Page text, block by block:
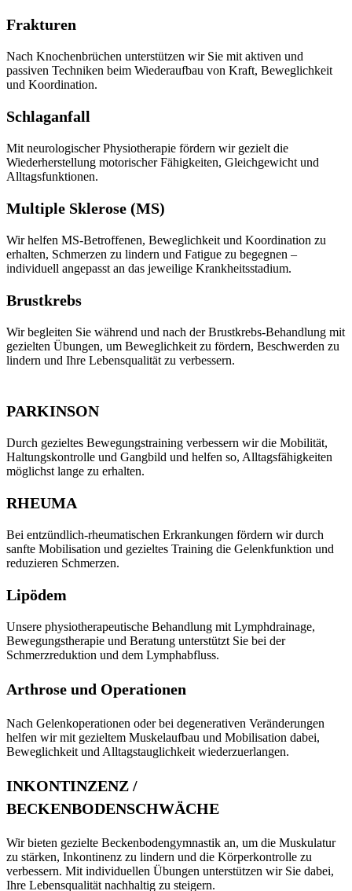
Frakturen
Nach Knochenbrüchen unterstützen wir Sie mit aktiven und
passiven Techniken beim Wiederaufbau von Kraft, Beweglichkeit
und Koordination.
Schlaganfall
Mit neurologischer Physiotherapie fördern wir gezielt die
Wiederherstellung motorischer Fähigkeiten, Gleichgewicht und
Alltagsfunktionen.
Multiple Sklerose (MS)
Wir helfen MS-Betroffenen, Beweglichkeit und Koordination zu
erhalten, Schmerzen zu lindern und Fatigue zu begegnen –
individuell angepasst an das jeweilige Krankheitsstadium.
Brustkrebs
Wir begleiten Sie während und nach der Brustkrebs-Behandlung mit
gezielten Übungen, um Beweglichkeit zu fördern, Beschwerden zu
lindern und Ihre Lebensqualität zu verbessern.
PARKINSON
Durch gezieltes Bewegungstraining verbessern wir die Mobilität,
Haltungskontrolle und Gangbild und helfen so, Alltagsfähigkeiten
möglichst lange zu erhalten.
RHEUMA
Bei entzündlich-rheumatischen Erkrankungen fördern wir durch
sanfte Mobilisation und gezieltes Training die Gelenkfunktion und
reduzieren Schmerzen.
Lipödem
Unsere physiotherapeutische Behandlung mit Lymphdrainage,
Bewegungstherapie und Beratung unterstützt Sie bei der
Schmerzreduktion und dem Lymphabfluss.
Arthrose und Operationen
Nach Gelenkoperationen oder bei degenerativen Veränderungen
helfen wir mit gezieltem Muskelaufbau und Mobilisation dabei,
Beweglichkeit und Alltagstauglichkeit wiederzuerlangen.
INKONTINZENZ /
BECKENBODENSCHWÄCHE
Wir bieten gezielte Beckenbodengymnastik an, um die Muskulatur
zu stärken, Inkontinenz zu lindern und die Körperkontrolle zu
verbessern. Mit individuellen Übungen unterstützen wir Sie dabei,
Ihre Lebensqualität nachhaltig zu steigern.